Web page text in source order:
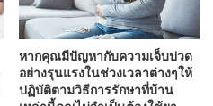
หากคุณมีปัญหากับความเจ็บปวด
อย่างรุนแรงในช่วงเวลาต่างๆให้
ปฏิบัติตามวิธีการรักษาที่บ้าน